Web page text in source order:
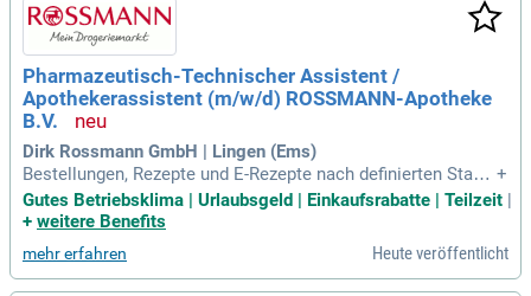
ei Notdiensten. Darüber hinaus sind Sie verantwortlich für di
e Anfertigung von Rezepturarzneimitteln, Defekturarzneimitt
eln und die Durchführung von Qualitätskontrollen.
Pharmazeutisch-Technischer Assistent /
Apothekerassistent (m/w/d) ROSSMANN-Apotheke
B.V.
Dirk Rossmann GmbH | Lingen (Ems)
Bestellungen, Rezepte und E-Rezepte nach definierten Stand
ards; Sie übernehmen pharmazeutische Prüfschritte und ber
eiten Freigaben fachgerecht vor; Sie unterstützen bei AMTS-
n; Sie arbeiten eng mit Apothekern
+
Gutes Betriebsklima | Urlaubsgeld | Einkaufsrabatte | Teilzeit
+ weitere Benefits
mehr erfahren Heute veröffentlicht